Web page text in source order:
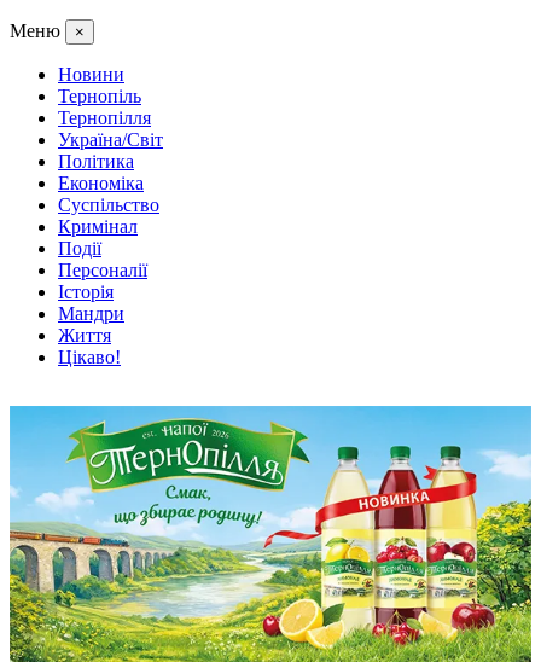
Меню ×
Новини
Тернопіль
Тернопілля
Україна/Світ
Політика
Економіка
Суспільство
Кримінал
Події
Персоналії
Історія
Мандри
Життя
Цікаво!